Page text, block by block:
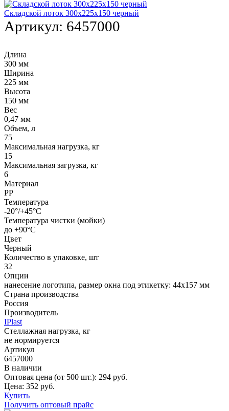
Складской лоток 300х225х150 черный
Артикул: 6457000
Длина
300 мм
Ширина
225 мм
Высота
150 мм
Вес
0,47 мм
Объем, л
75
Максимальная нагрузка, кг
15
Максимальная загрузка, кг
6
Материал
PP
Температура
-20°/+45°С
Температура чистки (мойки)
до +90°C
Цвет
Черный
Количество в упаковке, шт
32
Опции
нанесение логотипа, размер окна под этикетку: 44х157 мм
Страна производства
Россия
Производитель
IPlast
Стеллажная нагрузка, кг
не нормируется
Артикул
6457000
В наличии
Оптовая цена (от 500 шт.): 294 руб.
Цена: 352 руб.
Купить
Получить оптовый прайс